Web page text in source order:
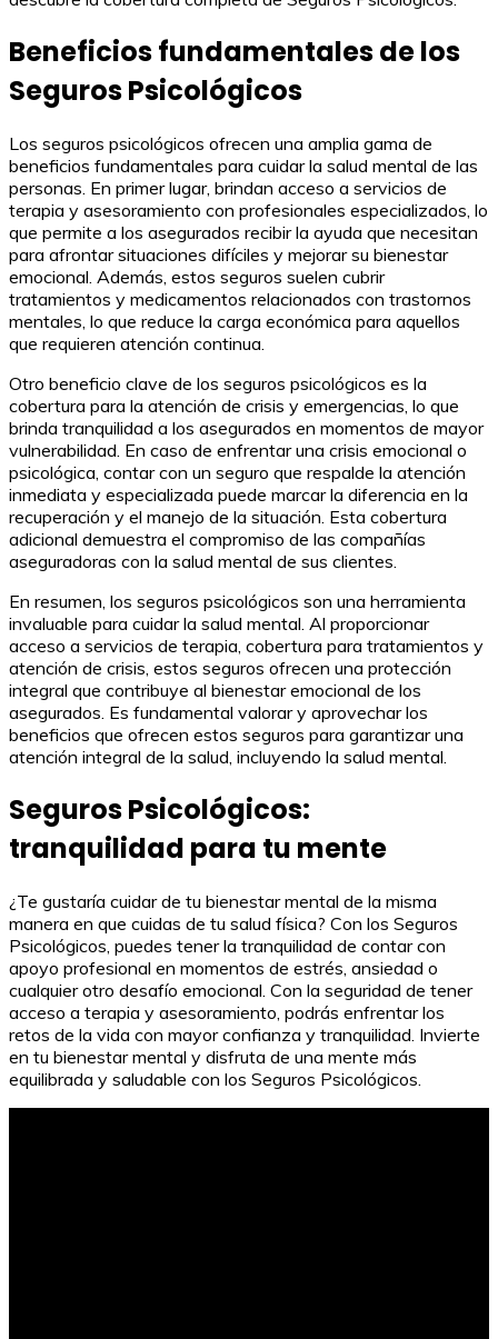
Beneficios fundamentales de los
Seguros Psicológicos
Los seguros psicológicos ofrecen una amplia gama de
beneficios fundamentales para cuidar la salud mental de las
personas. En primer lugar, brindan acceso a servicios de
terapia y asesoramiento con profesionales especializados, lo
que permite a los asegurados recibir la ayuda que necesitan
para afrontar situaciones difíciles y mejorar su bienestar
emocional. Además, estos seguros suelen cubrir
tratamientos y medicamentos relacionados con trastornos
mentales, lo que reduce la carga económica para aquellos
que requieren atención continua.
Otro beneficio clave de los seguros psicológicos es la
cobertura para la atención de crisis y emergencias, lo que
brinda tranquilidad a los asegurados en momentos de mayor
vulnerabilidad. En caso de enfrentar una crisis emocional o
psicológica, contar con un seguro que respalde la atención
inmediata y especializada puede marcar la diferencia en la
recuperación y el manejo de la situación. Esta cobertura
adicional demuestra el compromiso de las compañías
aseguradoras con la salud mental de sus clientes.
En resumen, los seguros psicológicos son una herramienta
invaluable para cuidar la salud mental. Al proporcionar
acceso a servicios de terapia, cobertura para tratamientos y
atención de crisis, estos seguros ofrecen una protección
integral que contribuye al bienestar emocional de los
asegurados. Es fundamental valorar y aprovechar los
beneficios que ofrecen estos seguros para garantizar una
atención integral de la salud, incluyendo la salud mental.
Seguros Psicológicos:
tranquilidad para tu mente
¿Te gustaría cuidar de tu bienestar mental de la misma
manera en que cuidas de tu salud física? Con los Seguros
Psicológicos, puedes tener la tranquilidad de contar con
apoyo profesional en momentos de estrés, ansiedad o
cualquier otro desafío emocional. Con la seguridad de tener
acceso a terapia y asesoramiento, podrás enfrentar los
retos de la vida con mayor confianza y tranquilidad. Invierte
en tu bienestar mental y disfruta de una mente más
equilibrada y saludable con los Seguros Psicológicos.